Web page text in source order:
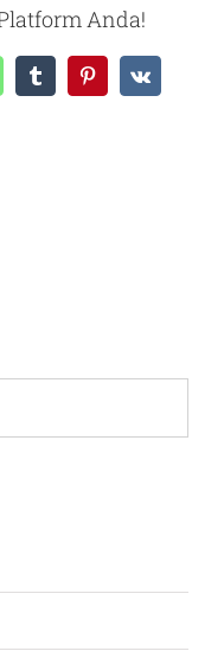
Anda!
TumblrPinterest
Vk